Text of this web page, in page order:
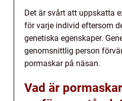
Det är svårt att uppskatta
för varje individ eftersom
genetiska egenskaper.
genomsnittlig person
pormaskar på näsan.
Vad är